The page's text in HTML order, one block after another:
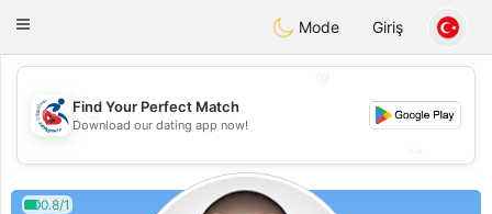
Handi Space
Toggle
Mode Giriş
💖
💕
Find Your Perfect Match
Download our dating app now!
0.8/1